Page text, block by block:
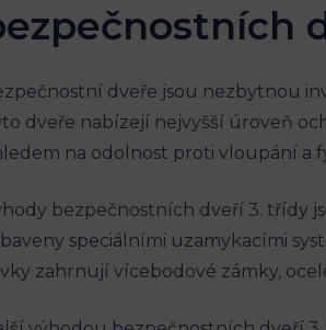
dveře jsou nezbytnou
dveře nabízejí nejvyšší úroveň
na odolnost proti vloupání a
bezpečnostních dveří 3. třídy
speciálními uzamykacími
zahrnují vícebodové zámky,